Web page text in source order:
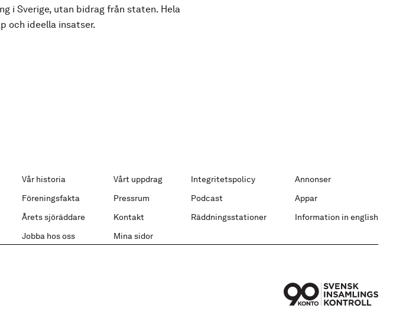
i Sverige, utan bidrag från staten. Hela
och ideella insatser.
Vår historia Vårt uppdrag Integritetspolicy
Annonser
Föreningsfakta
Pressrum Podcast
Appar
Årets sjöräddare
Kontakt Räddningsstationer
Information in english
Jobba hos oss
Mina sidor